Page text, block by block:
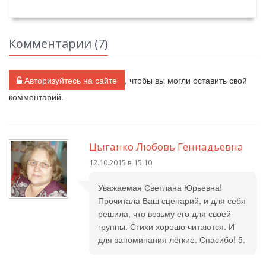
Комментарии (7)
Авторизуйтесь на сайте
, чтобы вы могли оставить свой
комментарий.
Цыганко Любовь Геннадьевна
12.10.2015 в 15:10
Уважаемая Светлана Юрьевна!
Прочитала Ваш сценарий, и для себя
решила, что возьму его для своей
группы. Стихи хорошо читаются. И
для запоминания лёгкие. Спасибо! 5.